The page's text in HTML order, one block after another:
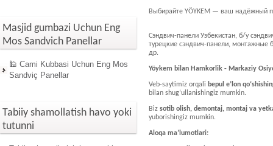
Masjid gumbazi Uchun Eng
Mos Sandvich Panellar
🕌 Cami Kubbasi Uchun Eng Mos
Sandviç Panellar
Tabiiy shamollatish havo yoki
tutunni
Выбирайте YÖYKEM — ваш надёжный
Сэндвич-панели Узбекистан, б/у
турецкие сэндвич-панели, монтажные
др.
Yöykem bilan Hamkorlik - Markaziy
Veb-saytimiz orqali bepul e’lon
bilan shug‘ullanishingiz mumkin.
Biz sotib olish, demontaj, montaj va
yuborishingiz mumkin.
Aloqa ma’lumotlari: